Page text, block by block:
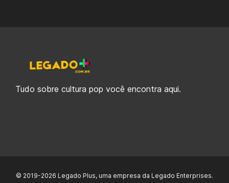
Tudo sobre cultura pop você encontra aqui.
© 2019-2026 Legado Plus, uma empresa da Legado Enterprises.